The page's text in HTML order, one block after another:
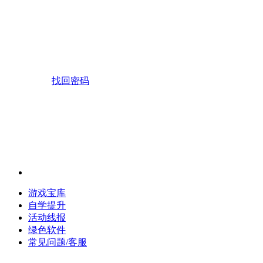
找回密码
游戏宝库
自学提升
活动线报
绿色软件
常见问题/客服